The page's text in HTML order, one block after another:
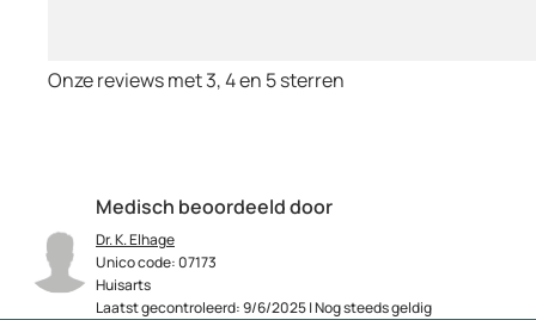
Medisch beoordeeld door
Dr. K. Elhage
Unico code: 07173
Huisarts
Laatst gecontroleerd: 9/6/2025 | Nog steeds geldig
Onze reviews met 3, 4 en 5 sterren